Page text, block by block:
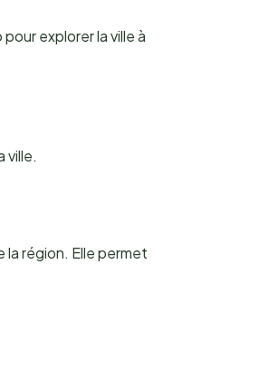
explorer la ville à
ville.
la région. Elle permet